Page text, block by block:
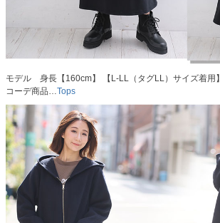
モデル 身長【160cm】 【L-LL（タグLL）サイズ着用】
コーデ商品… Tops